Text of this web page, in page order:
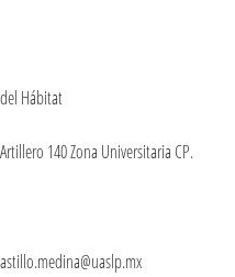
Hábitat
140 Zona Universitaria CP.